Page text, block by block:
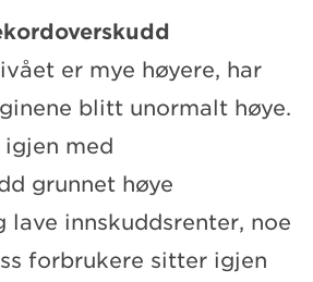
er mye høyere, har
blitt unormalt høye.
med
grunnet høye
lave innskuddsrenter, noe
forbrukere sitter igjen